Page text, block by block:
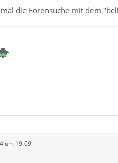
die Forensuche mit dem
um 19:09